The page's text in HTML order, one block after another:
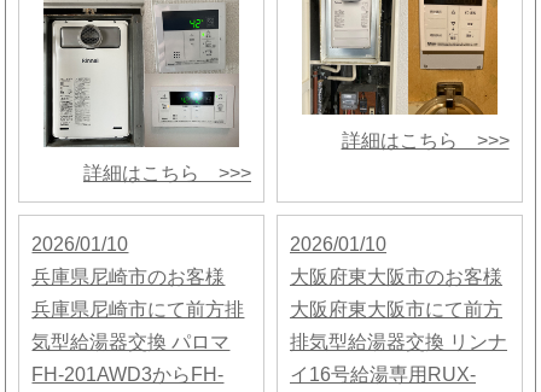
詳細はこちら >>>
詳細はこちら >>>
2026/01/10
兵庫県尼崎市のお客様
兵庫県尼崎市にて前方排
気型給湯器交換 パロマ
FH-201AWD3からFH-
2026/01/10
大阪府東大阪市のお客様
大阪府東大阪市にて前方
排気型給湯器交換 リンナ
イ16号給湯専用RUX-